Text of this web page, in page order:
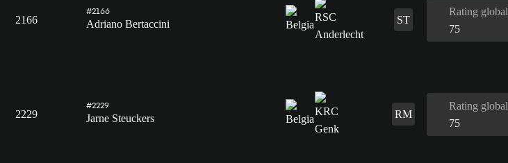
2166
#2166
Adriano Bertaccini ST
Rating global
75
2229
#2229
Jarne Steuckers RM
Rating global
75